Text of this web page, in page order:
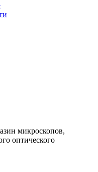
микроскопов,
оптического